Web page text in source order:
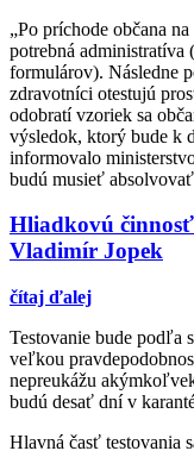
„Po príchode občana
potrebná
formulárov). Následne
zdravotníci otestujú
odobratí vzoriek sa
výsledok, ktorý bude k
informovalo
budú musieť
Hliadkovú
Vladimír Jopek
čítaj ďalej
Testovanie bude podľa
veľkou
nepreukážu
budú desať dní v
Hlavná časť testovania